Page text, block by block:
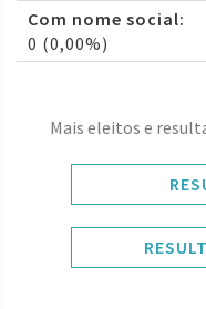
Com nome social:
0 (0,00%)
Mais eleitos e